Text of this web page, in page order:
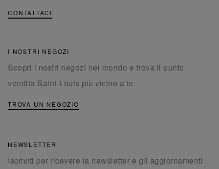
CONTATTACI
I NOSTRI NEGOZI
Scopri i nostri negozi nel mondo e trova il punto
vendita Saint-Louis più vicino a te.
TROVA UN NEGOZIO
NEWSLETTER
Iscriviti per ricevere la newsletter e gli aggiornamenti